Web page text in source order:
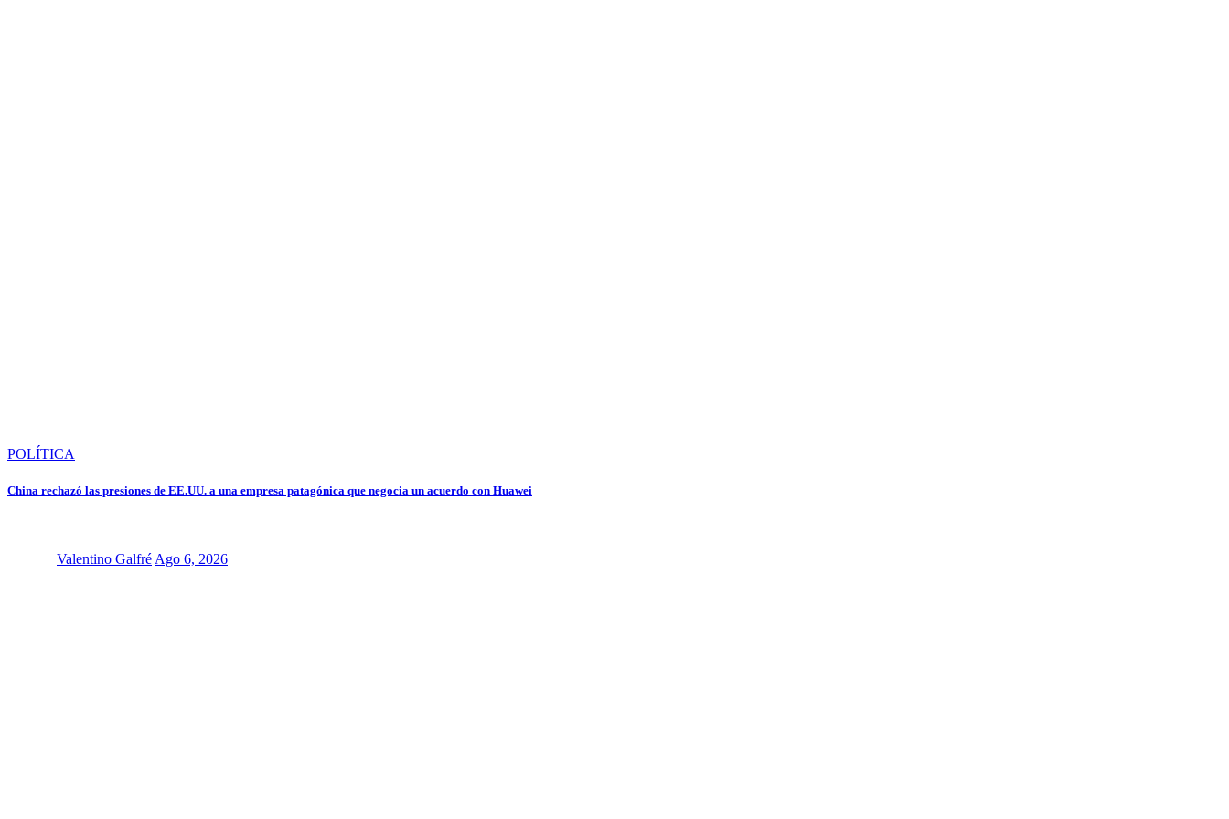
POLÍTICA
China rechazó las presiones de EE.UU. a una empresa patagónica que negocia un acuerdo con Huawei
Valentino Galfré Ago 6, 2026